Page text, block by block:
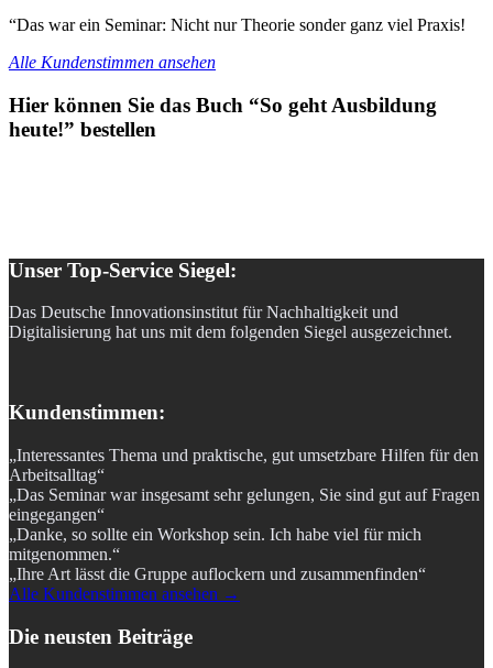
“Das war ein Seminar: Nicht nur Theorie sonder ganz viel Praxis!
Alle Kundenstimmen ansehen
Hier können Sie das Buch “So geht Ausbildung
heute!” bestellen
Unser Top-Service Siegel:
Das Deutsche Innovationsinstitut für Nachhaltigkeit und
Digitalisierung hat uns mit dem folgenden Siegel ausgezeichnet.
Kundenstimmen:
„Interessantes Thema und praktische, gut umsetzbare Hilfen für den
Arbeitsalltag“
„Das Seminar war insgesamt sehr gelungen, Sie sind gut auf Fragen
eingegangen“
„Danke, so sollte ein Workshop sein. Ich habe viel für mich
mitgenommen.“
„Ihre Art lässt die Gruppe auflockern und zusammenfinden“
Alle Kundenstimmen ansehen →
Die neusten Beiträge